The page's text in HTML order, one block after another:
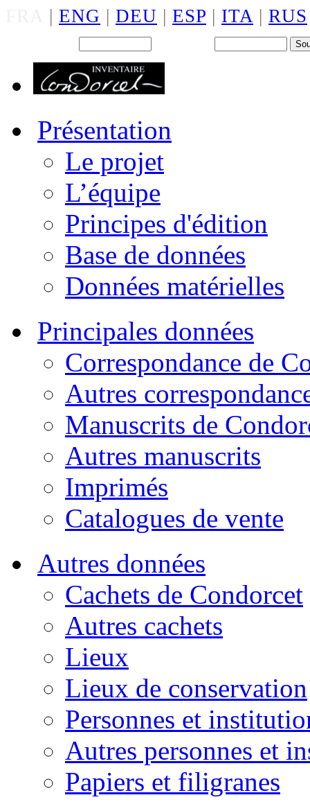
| ENG | DEU | ESP | ITA | RUS
Présentation
Le projet
L’équipe
Principes d'édition
Base de données
Données matérielles
Principales données
Correspondance de
Autres
Manuscrits de
Autres manuscrits
Imprimés
Catalogues de vente
Autres données
Cachets de Condorcet
Autres cachets
Lieux
Lieux de conservation
Personnes et
Autres personnes et
Papiers et filigranes